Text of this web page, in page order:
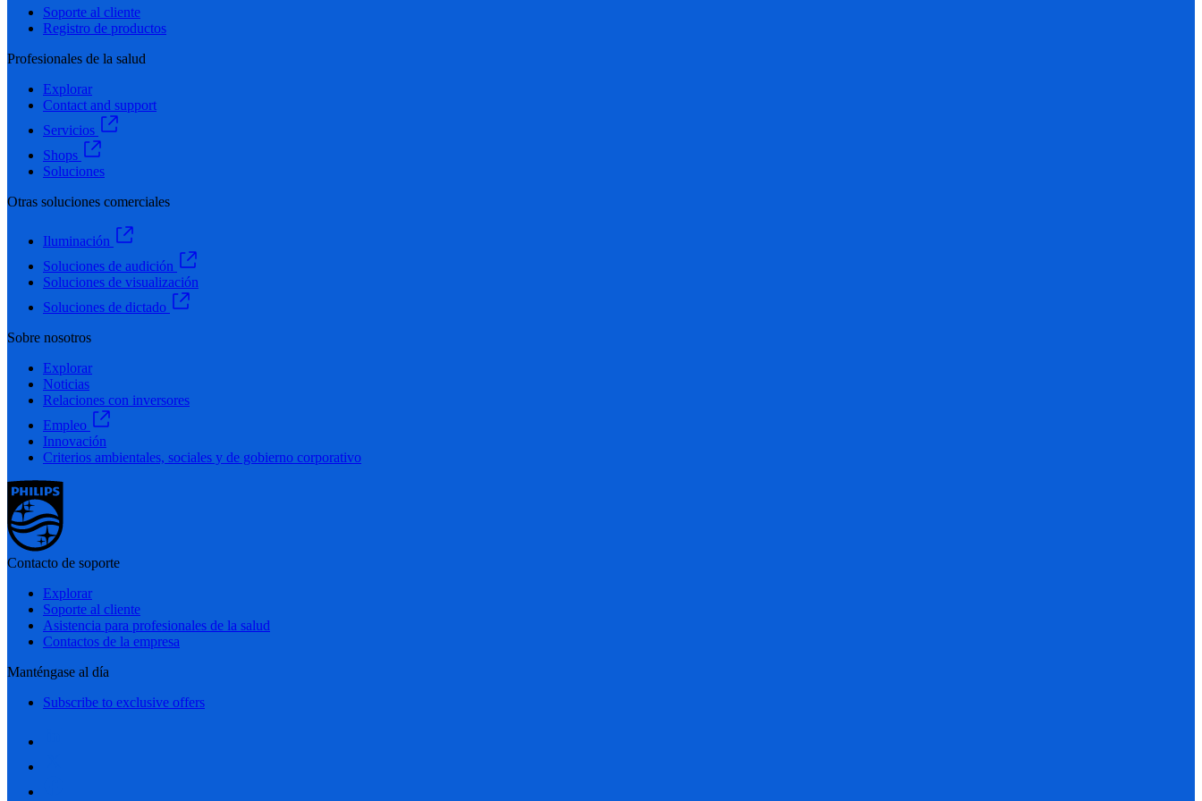
Soporte al cliente
Registro de productos
Profesionales de la salud
Explorar
Contact and support
Servicios
Shops
Soluciones
Otras soluciones comerciales
Iluminación
Soluciones de audición
Soluciones de visualización
Soluciones de dictado
Sobre nosotros
Explorar
Noticias
Relaciones con inversores
Empleo
Innovación
Criterios ambientales, sociales y de gobierno corporativo
Contacto de soporte
Explorar
Soporte al cliente
Asistencia para profesionales de la salud
Contactos de la empresa
Manténgase al día
Subscribe to exclusive offers